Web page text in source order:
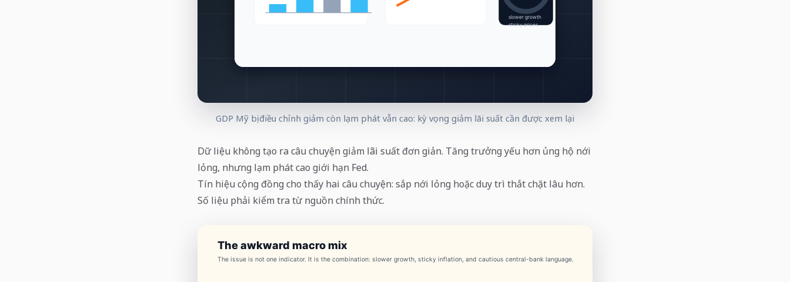
GDP Mỹ bị điều chỉnh giảm còn lạm phát vẫn cao: kỳ vọng giảm lãi suất cần được xem lại
Dữ liệu không tạo ra câu chuyện giảm lãi suất đơn giản. Tăng trưởng yếu hơn ủng hộ nới
lỏng, nhưng lạm phát cao giới hạn Fed.
Tín hiệu cộng đồng cho thấy hai câu chuyện: sắp nới lỏng hoặc duy trì thắt chặt lâu hơn.
Số liệu phải kiểm tra từ nguồn chính thức.